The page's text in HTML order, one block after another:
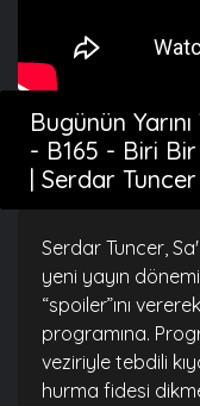
Bugünün
- B165 - Biri Bir
| Serdar Tuncer
Serdar Tuncer,
yeni yayın
“spoiler”ını
programına.
veziriyle tebdili
hurma fidesi